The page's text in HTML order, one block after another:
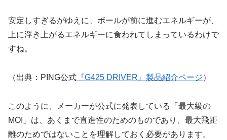
安定しすぎるがゆえに、ボールが前に進むエネルギーが、
上に浮き上がるエネルギーに食われてしまっているわけで
すね。
（出典：PING公式 『G425 DRIVER』製品紹介ページ）
このように、メーカーが公式に発表している「最大級の
MOI」は、あくまで直進性のためのものであり、最大飛距
離のためではないことを理解しておく必要があります。